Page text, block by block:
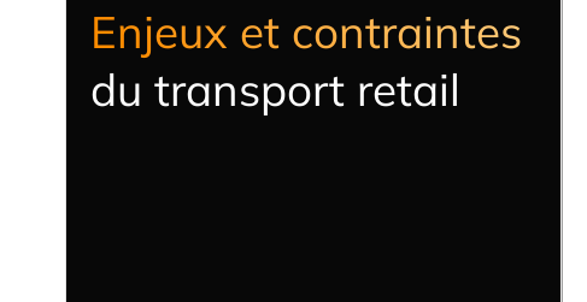
Enjeux et contraintes
du transport retail